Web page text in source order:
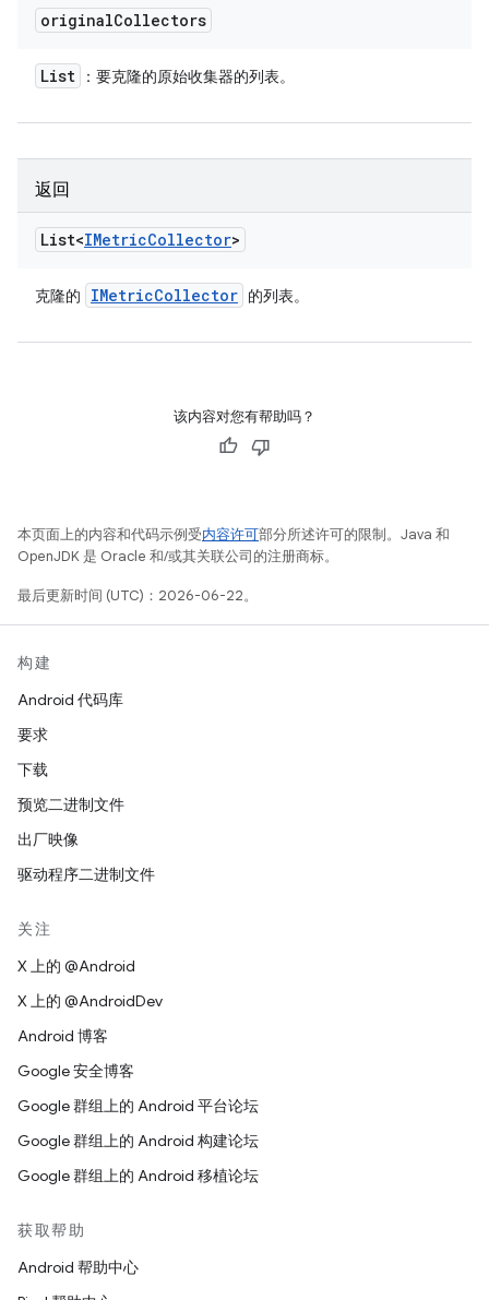
originalCollectors
List ：要克隆的原始收集器的列表。
返回
List<IMetricCollector>
克隆的 IMetricCollector 的列表。
该内容对您有帮助吗？
本页面上的内容和代码示例受内容许可部分所述许可的限制。Java 和
OpenJDK 是 Oracle 和/或其关联公司的注册商标。
最后更新时间 (UTC)：2026-06-22。
构建
Android 代码库
要求
下载
预览二进制文件
出厂映像
驱动程序二进制文件
关注
X 上的 @Android
X 上的 @AndroidDev
Android 博客
Google 安全博客
Google 群组上的 Android 平台论坛
Google 群组上的 Android 构建论坛
Google 群组上的 Android 移植论坛
获取帮助
Android 帮助中心